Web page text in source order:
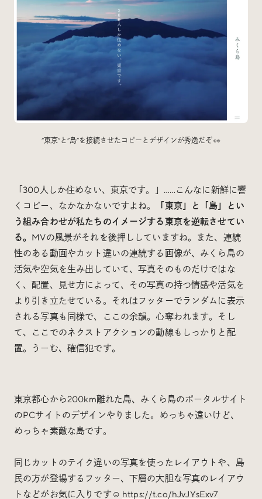
“東京”と”島”を接続させたコピーとデザインが秀逸だぞ 👀
「300人しか住めない、東京です。」……こんなに新鮮に響
くコピー、なかなかないですよね。
「東京」と「島」とい
う組み合わせが私たちのイメージする東京を逆転させてい
る。 MVの風景がそれを後押ししていますね。また、連続
性のある動画やカット違いの連続する画像が、みくら島の
活気や空気を生み出していて、写真そのものだけではな
く、配置、見せ方によって、その写真の持つ情感や活気を
より引き立たせている。それはフッターでランダムに表示
される写真も同様で、ここの余韻。心奪われます。そし
て、ここでのネクストアクションの動線もしっかりと配
置。うーむ、確信犯です。
東京都心から200km離れた島、みくら島のポータルサイト
のPCサイトのデザインやりました。めっちゃ遠いけど、
めっちゃ素敵な島です。
同じカットのテイク違いの写真を使ったレイアウトや、島
民の方が登場するフッター、下層の大胆な写真のレイアウ
トなどがお気に入りです☺️ https://t.co/hJvJYsExv7